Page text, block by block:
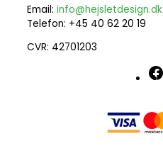
Email: info@hejsletdesign.dk
Telefon: +45 40 62 20 19
CVR: 42701203